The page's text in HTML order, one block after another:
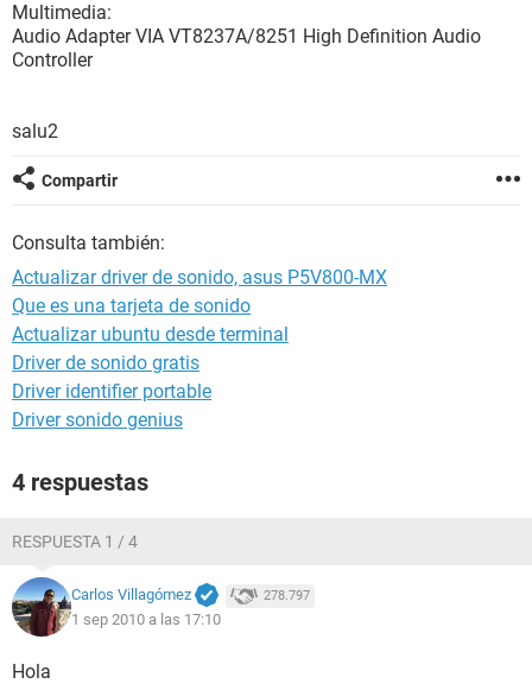
Multimedia:
Audio Adapter VIA VT8237A/8251 High Definition Audio
Controller
salu2
Compartir
Consulta también:
Actualizar driver de sonido, asus P5V800-MX
Que es una tarjeta de sonido
Actualizar ubuntu desde terminal
Driver de sonido gratis
Driver identifier portable
Driver sonido genius
4 respuestas
RESPUESTA 1 / 4
Carlos Villagómez 278.797
1 sep 2010 a las 17:10
Hola